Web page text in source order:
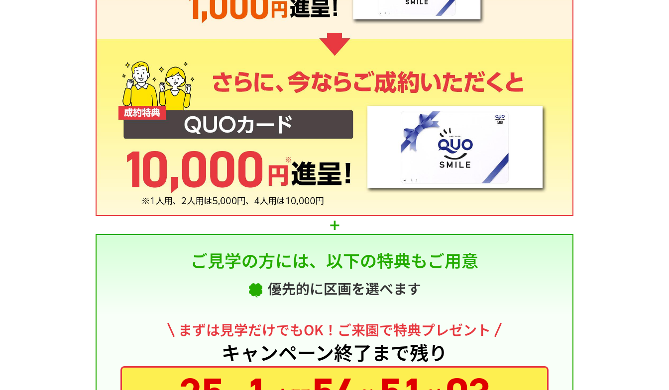
ご見学の方には、 以下の特典もご用意
優先的に区画を選べます
まずは見学だけでもOK！ ご来園で特典プレゼント
キャンペーン終了まで残り